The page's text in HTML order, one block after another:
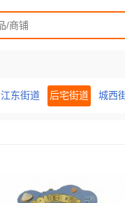
江东街道 后宅街道 城西